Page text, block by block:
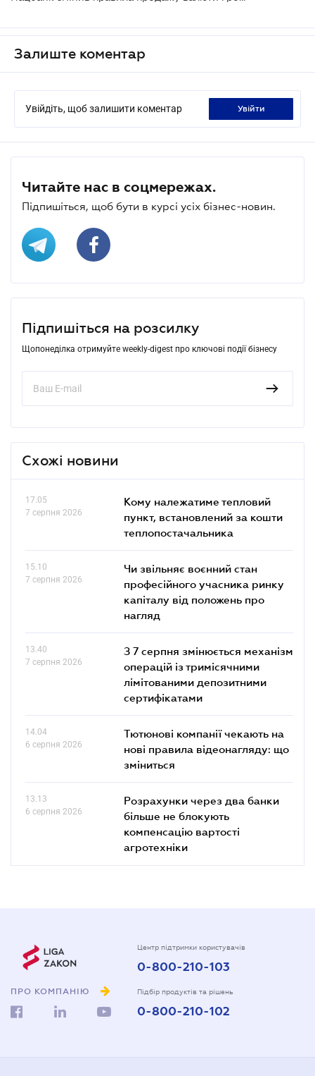
Залиште коментар
Увійдіть, щоб залишити коментар увійти
Читайте нас в соцмережах.
Підпишіться, щоб бути в курсі усіх бізнес-новин.
Підпишіться на розсилку
Щопонеділка отримуйте weekly-digest про ключові події бізнесу
Схожі новини
17.05
7 серпня 2026
Кому належатиме тепловий
пункт, встановлений за кошти
теплопостачальника
15.10
7 серпня 2026
Чи звільняє воєнний стан
професійного учасника ринку
капіталу від положень про
нагляд
13.40
7 серпня 2026
З 7 серпня змінюється механізм
операцій із тримісячними
лімітованими депозитними
сертифікатами
14.04
6 серпня 2026
Тютюнові компанії чекають на
нові правила відеонагляду: що
зміниться
13.13
6 серпня 2026
Розрахунки через два банки
більше не блокують
компенсацію вартості
агротехніки
ПРО КОМПАНІЮ
Центр підтримки користувачів
0-800-210-103
Підбір продуктів та рішень
0-800-210-102